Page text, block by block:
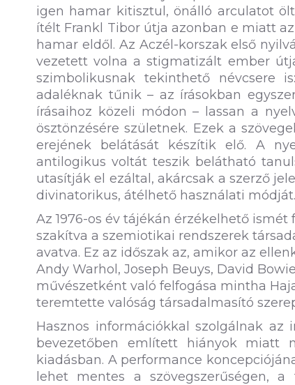
igen hamar kitisztul, önálló arculatot
ítélt Frankl Tibor útja azonban e miatt
hamar eldől. Az Aczél-korszak első
vezetett volna a stigmatizált ember
szimbolikusnak tekinthető névcsere
adaléknak tűnik – az írásokban
írásaihoz közeli módon – lassan a
ösztönzésére születnek. Ezek a
erejének belátását készítik elő. A
antilogikus voltát teszik belátható
utasítják el ezáltal, akárcsak a szerző
divinatorikus, átélhető használati módját.
Az 1976-os év tájékán érzékelhető
szakítva a szemiotikai rendszerek
avatva. Ez az időszak az, amikor az
Andy Warhol, Joseph Beuys, David
művészetként való felfogása mintha
teremtette valóság társadalmasító
Hasznos információkkal szolgálnak az
bevezetőben említett hiányok miatt
kiadásban. A performance
lehet mentes a szövegszerűségen,